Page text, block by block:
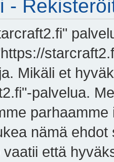
-
Mikäli et
palvelua.
nämä
että